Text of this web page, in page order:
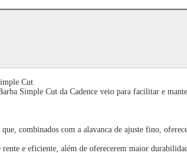
Cut
Simple Cut da Cadence veio para facilitar e
combinados com a alavanca de ajuste fino,
e eficiente, além de oferecerem maior